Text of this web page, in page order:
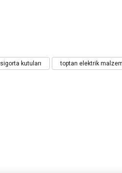
Bu ürüne ilk yorumu siz yapın!
kutuları toptan elektrik